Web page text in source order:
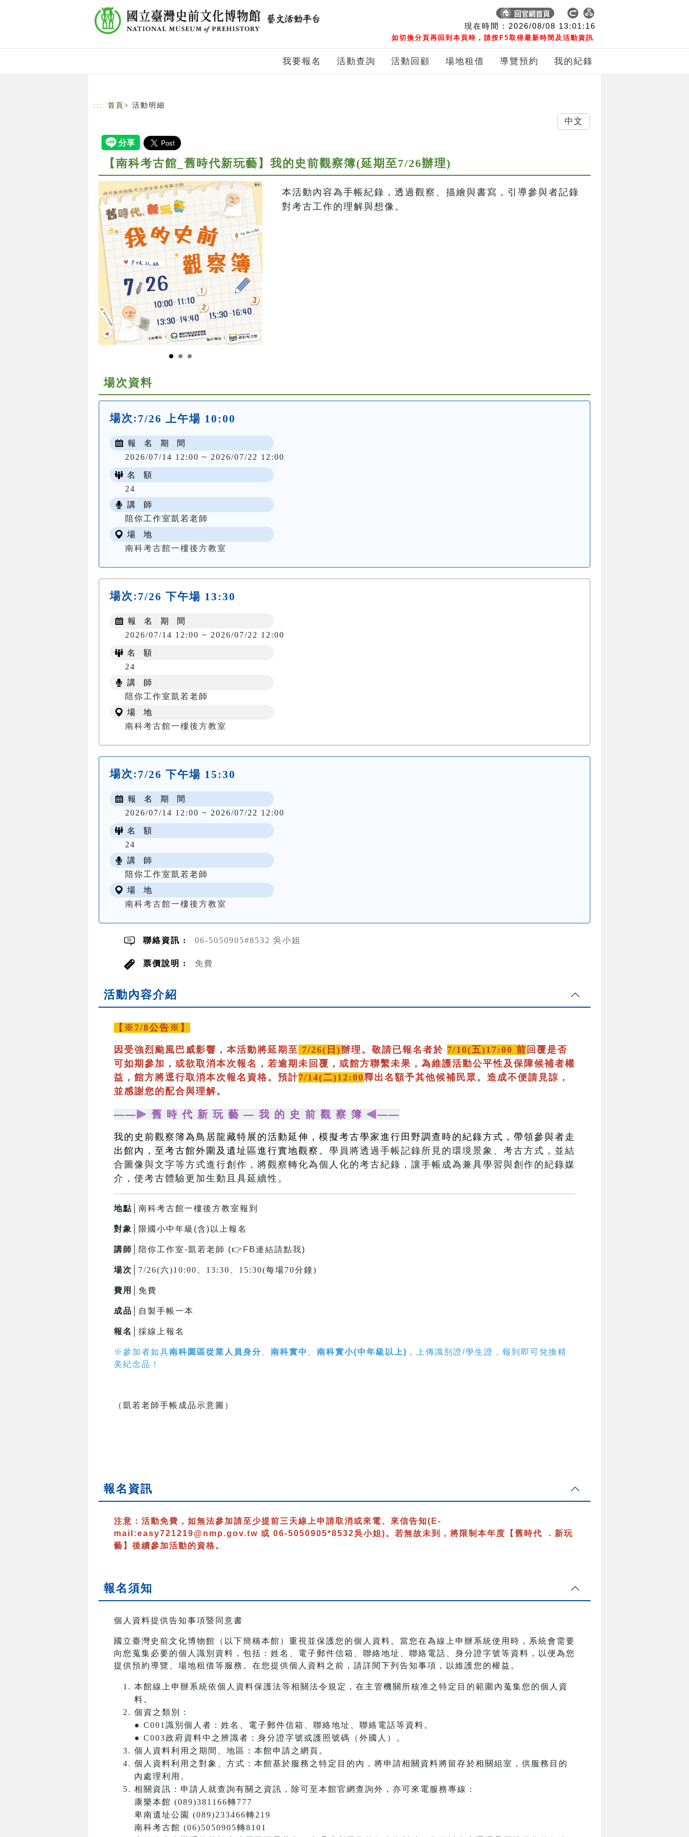
現在時間 : 2026/08/08 13:01:17
如切換分頁再回到本頁時，請按F5取得最新時間及活動資訊
我要報名 活動查詢 活動回顧 場地租借 導覽預約 我的紀錄
::: 首頁 > 活動明細
【南科考古館_舊時代新玩藝】我的史前觀察簿(延期至7/26辦理)
本活動內容為手帳紀錄，透過觀察、描繪與書寫，引導參與者記錄
對考古工作的理解與想像。
場次資料
場次: 7/26 上午場 10:00
報 名 期 間
2026/07/14 12:00 ~ 2026/07/22 12:00
名 額
24
講 師
陪你工作室凱若老師
場 地
南科考古館一樓後方教室
場次: 7/26 下午場 13:30
報 名 期 間
2026/07/14 12:00 ~ 2026/07/22 12:00
名 額
24
講 師
陪你工作室凱若老師
場 地
南科考古館一樓後方教室
場次: 7/26 下午場 15:30
報 名 期 間
2026/07/14 12:00 ~ 2026/07/22 12:00
名 額
24
講 師
陪你工作室凱若老師
場 地
南科考古館一樓後方教室
聯絡資訊 : 06-5050905#8532 吳小姐
票價說明 : 免費
活動內容介紹
【※7/8公告※】
因受強烈颱風巴威影響，本活動將延期至 7/26(日)辦理。敬請已報名者於 7/10(五)17:00 前 回覆是否
可如期參加，或欲取消本次報名，若逾期未回覆，或館方聯繫未果，為維護活動公平性及保障候補者權
益，館方將逕行取消本次報名資格。預計7/14(二)12:00釋出名額予其他候補民眾。造成不便請見諒，
並感謝您的配合與理解。
——⫸ 舊 時 代 新 玩 藝 — 我 的 史 前 觀 察 簿 ⫷——
我的史前觀察簿為鳥居龍藏特展的活動延伸，模擬考古學家進行田野調查時的紀錄方式，帶領參與者走
出館內，至考古館外圍及遺址區進行實地觀察。 學員將透過手帳記錄所見的環境景象、考古方式，並結
合圖像與文字等方式進行創作，將觀察轉化為個人化的考古紀錄，讓手帳成為兼具學習與創作的紀錄媒
介，使考古體驗更加生動且具延續性。
地點│ 南科考古館一樓後方教室報到
對象│ 限國小中年級(含)以上報名
講師│ 陪你工作室-凱若老師 (👉 FB連結請點我)
場次│ 7/26(六)10:00、13:30、15:30(每場70分鐘)
費用│ 免費
成品│ 自製手帳一本
報名│ 採線上報名
※參加者如具南科園區從業人員身分 南科實中 南科實小(中年級以上) ，上傳識別證/學生證，報到即可兌換精
美紀念品！
（凱若老師手帳成品示意圖）
報名資訊
注意： 活動免費，如無法參加請至少提前三天線上申請取消或來電、來信告知(E-
mail:easy721219@nmp.gov.tw 或 06-5050905*8532吳小姐)。若無故未到，將限制本年度【舊時代 ．新玩
藝】後續參加活動的資格。
報名須知
個人資料提供告知事項暨同意書
國立臺灣史前文化博物館（以下簡稱本館）重視並保護您的個人資料。當您在為線上申辦系統使用時，系統會需要
向您蒐集必要的個人識別資料，包括：姓名、電子郵件信箱、聯絡地址、聯絡電話、身分證字號等資料，以便為您
提供預約導覽、場地租借等服務。在您提供個人資料之前，請詳閱下列告知事項，以維護您的權益。
本館線上申辦系統依個人資料保護法等相關法令規定，在主管機關所核准之特定目的範圍內蒐集您的個人資
料。
個資之類別：
● C001識別個人者：姓名、電子郵件信箱、聯絡地址、聯絡電話等資料。
● C003政府資料中之辨識者：身分證字號或護照號碼（外國人）。
個人資料利用之期間、地區：本館申請之網頁。
個人資料利用之對象、方式：本館基於服務之特定目的內，將申請相關資料將留存於相關組室，供服務目的
內處理利用。
相關資訊：申請人就查詢有關之資訊，除可至本館官網查詢外，亦可來電服務專線：
康樂本館 (089)381166轉777
卑南遺址公園 (089)233466轉219
南科考古館 (06)5050905轉8101